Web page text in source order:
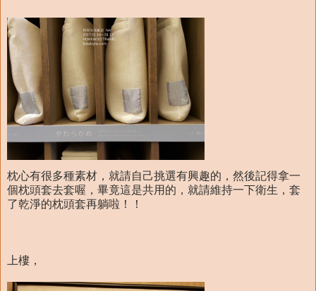
枕心有很多種素材，就請自己挑選有興趣的，然後記得拿一
個枕頭套去套喔，畢竟這是共用的，就請維持一下衛生，套
了乾淨的枕頭套再躺啦！！
上樓，